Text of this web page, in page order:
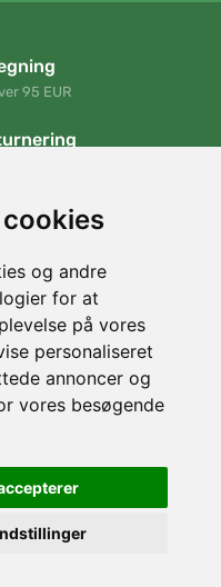
og andre
for at
på vores
personaliseret
annoncer og
vores besøgende
95 EUR
når som helst inden for
Læs mere